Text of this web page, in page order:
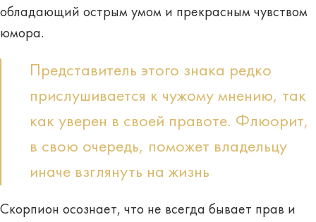
обладающий острым умом и прекрасным чувством
юмора.
Представитель этого знака редко
прислушивается к чужому мнению, так
как уверен в своей правоте. Флюорит,
в свою очередь, поможет владельцу
иначе взглянуть на жизнь
Скорпион осознает, что не всегда бывает прав и